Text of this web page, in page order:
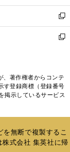
開
く
ウ
で
開
く
ン
ド
ウ
で
ウ
ィ
ン
ド
く
新
し
い
ド
ウ
で
新
ィ
ン
ド
開
く
、著作権者からコンテ
す登録商標（登録番号
掲示しているサービス
無断で複製するこ
式会社 集英社に帰